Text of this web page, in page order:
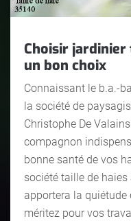
Choisir jardinier
un bon choix
Connaissant le b.a.-
la société de
Christophe De
compagnon
bonne santé de vos
société taille de
apportera la
méritez pour vos